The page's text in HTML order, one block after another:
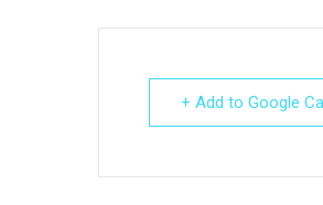
+ Add to Google